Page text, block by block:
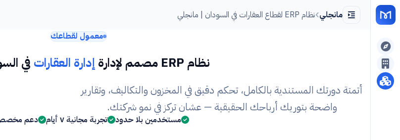
مانجلي نظام ERP لقطاع العقارات في السودان | مانجلي
معمول لقطاعك
نظام ERP مصمم لإدارة إدارة العقارات في
أتمتة دورتك المستندية بالكامل، تحكم دقيق في المخزون والتكاليف، وتقارير
واضحة بتوريك أرباحك الحقيقية — عشان تركز في نمو شركتك.
مستخدمين بلا حدود تجربة مجانية ٧ أيام دعم